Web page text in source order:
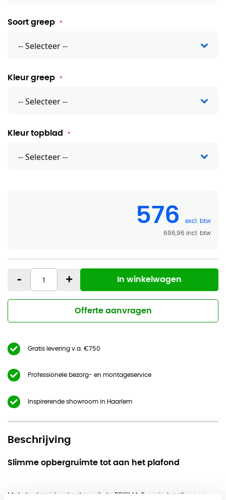
Soort greep
Kleur greep
Kleur topblad
576
696,96
- + In winkelwagen
Offerte aanvragen
Gratis levering v.a. €750
Professionele bezorg- en montageservice
Inspirerende showroom in Haarlem
Beschrijving
Slimme opbergruimte tot aan het plafond
Met de draaideurkasten uit de PRISMA 2-serie haalt u een